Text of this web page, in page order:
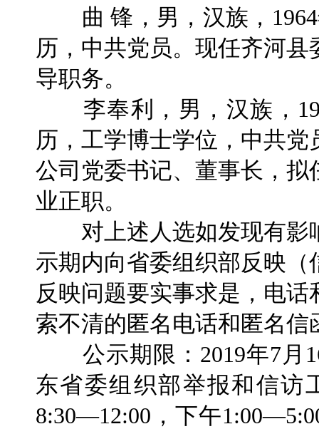
曲 锋，男，汉族，1964
历，中共党员。现任齐河
导职务。
李奉利，男，汉族，
历，工学博士学位，中共
公司党委书记、董事长，
业正职。
对上述人选如发现有影
示期内向省委组织部反映
反映问题要实事求是，电
索不清的匿名电话和匿名
公示期限：2019年7月
东省委组织部举报和信访
8:30—12:00，下午